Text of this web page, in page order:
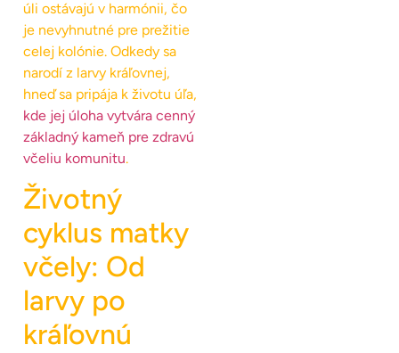
úli ostávajú v harmónii, čo
je nevyhnutné pre prežitie
celej kolónie. Odkedy sa
narodí z larvy kráľovnej,
hneď sa pripája k životu úľa,
kde jej úloha vytvára cenný
základný kameň pre zdravú
včeliu komunitu.
Životný
cyklus matky
včely: Od
larvy po
kráľovnú